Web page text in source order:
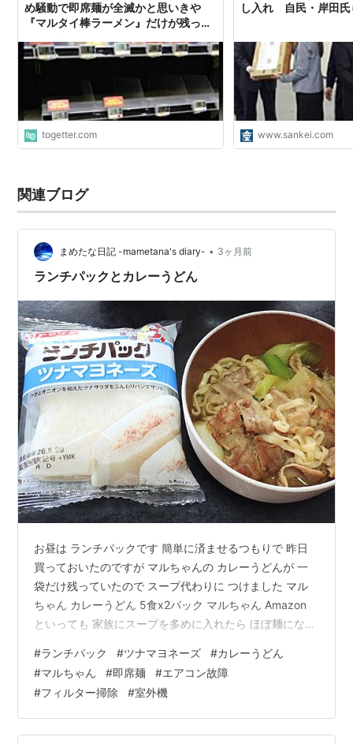
め騒動で即席麺が全滅かと思いきや
『マルタイ棒ラーメン』だけが残って
たち
togetter.com
し入れ 自民・岸田氏
www.sankei.com
関連ブログ
まめたな日記 -mametana's diary- • 3ヶ月前
ランチパックとカレーうどん
お昼は ランチパックです 簡単に済ませるつもりで 昨日
買っておいたのですが マルちゃんの カレーうどんが 一
袋だけ残っていたので スープ代わりに つけました マル
ちゃん カレーうどん 5食x2パック マルちゃん Amazon
といっても 家族にスープを多めに入れたら ほぼ麺になり
ンの効きが 悪くなってしまいました フィルターはきれい
なので 原因はそれ以外のようです 午後は 室外機周りの
点検をしてみます ランキング参加中食べ物 ランキング参
加中おうちでごはん ランキング参加中ライフスタイル ラ
ンキング参加中雑談・日記を書きたい人のグループ
#ランチパック #ツナマヨネーズ #カレーうどん
#マルちゃん #即席麺 #エアコン故障
#フィルター掃除 #室外機